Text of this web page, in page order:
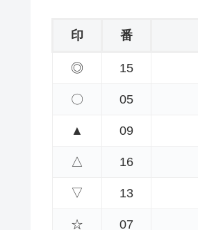
印 番
◎ 15
〇 05
▲ 09
△ 16
▽ 13
☆ 07